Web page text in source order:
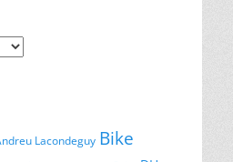
Lacondeguy Bike